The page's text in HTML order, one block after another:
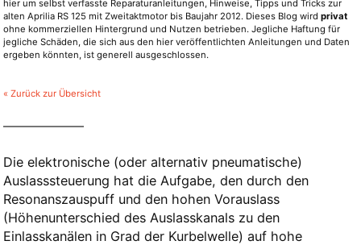
hier um selbst verfasste Reparaturanleitungen, Hinweise, Tipps und Tricks zur
alten Aprilia RS 125 mit Zweitaktmotor bis Baujahr 2012. Dieses Blog wird privat
ohne kommerziellen Hintergrund und Nutzen betrieben. Jegliche Haftung für
jegliche Schäden, die sich aus den hier veröffentlichten Anleitungen und Daten
ergeben könnten, ist generell ausgeschlossen.
« Zurück zur Übersicht
Die elektronische (oder alternativ pneumatische)
Auslasssteuerung hat die Aufgabe, den durch den
Resonanszauspuff und den hohen Vorauslass
(Höhenunterschied des Auslasskanals zu den
Einlasskanälen in Grad der Kurbelwelle) auf hohe